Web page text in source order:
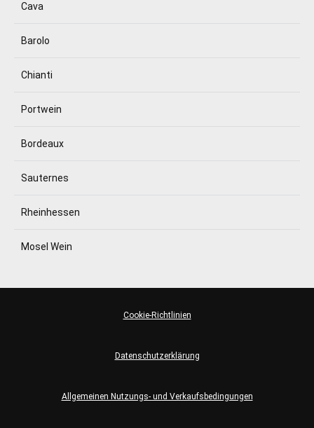
Cava
Barolo
Chianti
Portwein
Bordeaux
Sauternes
Rheinhessen
Mosel Wein
Allgemeinen Nutzungs- und Verkaufsbedingungen
Datenschutzerklärung
Cookie-Richtlinien